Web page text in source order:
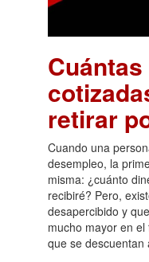
retirar
Cuando una
desempleo, la
misma: ¿cuánto
recibiré? Pero,
desapercibido y
mucho mayor en
que se descuentan